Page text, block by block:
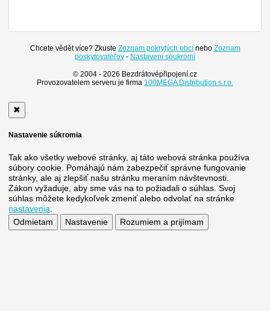
Chcete vědět více? Zkuste Zoznam pokrytých obcínebo Zoznam
poskytovateľov - Nastavení soukromí
© 2004 - 2026 Bezdrátovépřipojení.cz
Provozovatelem serveru je firma 100MEGA Distribution s.r.o.
✖
Nastavenie súkromia
Tak ako všetky webové stránky, aj táto webová stránka používa
súbory cookie. Pomáhajú nám zabezpečiť správne fungovanie
stránky, ale aj zlepšiť našu stránku meraním návštevnosti.
Zákon vyžaduje, aby sme vás na to požiadali o súhlas. Svoj
súhlas môžete kedykoľvek zmeniť alebo odvolať na stránke
nastavenia
Odmietam
Nastavenie Rozumiem a prijímam